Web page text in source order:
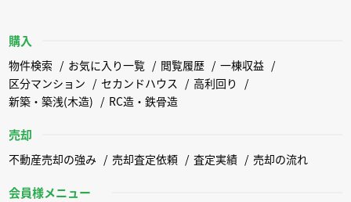
購入
物件検索 お気に入り一覧 閲覧履歴
一棟収益
区分マンション
セカンドハウス
高利回り
新築・築浅(木造)
RC造・鉄骨造
売却
不動産売却の強み 売却査定依頼 査定実績 売却の流れ
会員様メニュー